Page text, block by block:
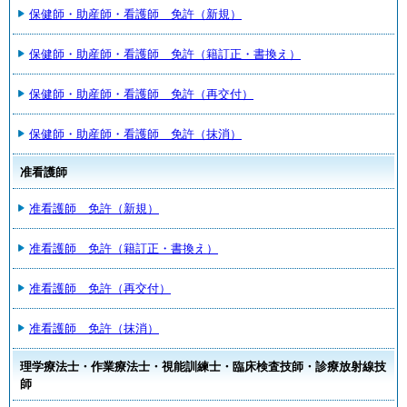
保健師・助産師・看護師 免許（新規）
保健師・助産師・看護師 免許（籍訂正・書換え）
保健師・助産師・看護師 免許（再交付）
保健師・助産師・看護師 免許（抹消）
准看護師
准看護師 免許（新規）
准看護師 免許（籍訂正・書換え）
准看護師 免許（再交付）
准看護師 免許（抹消）
理学療法士・作業療法士・視能訓練士・臨床検査技師・診療放射線技
師